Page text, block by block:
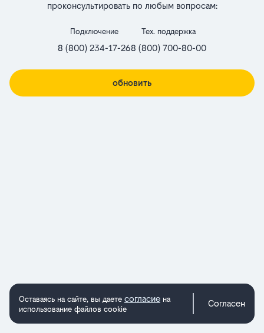
проконсультировать по любым вопросам:
Подключение
8 (800) 234-17-26
Тех. поддержка
8 (800) 700-80-00
обновить
Оставаясь на сайте, вы даете согласие на
использование файлов cookie
Согласен